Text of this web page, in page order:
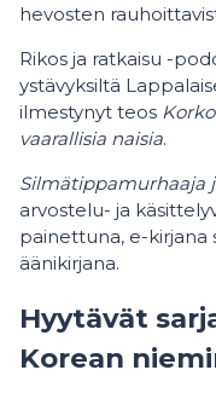
hevosten
Rikos ja ratkaisu -
ystävyksiltä
ilmestynyt teos
vaarallisia naisia.
Silmätippamurhaaja
arvostelu- ja
painettuna, e-kirjana
äänikirjana.
Hyytävät
Korean